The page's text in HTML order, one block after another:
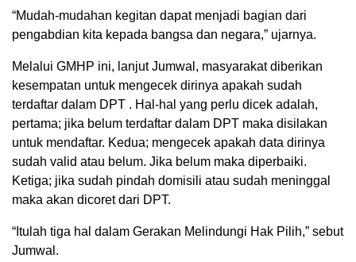
“Mudah-mudahan kegitan dapat menjadi bagian dari
pengabdian kita kepada bangsa dan negara,” ujarnya.
Melalui GMHP ini, lanjut Jumwal, masyarakat diberikan
kesempatan untuk mengecek dirinya apakah sudah
terdaftar dalam DPT . Hal-hal yang perlu dicek adalah,
pertama; jika belum terdaftar dalam DPT maka disilakan
untuk mendaftar. Kedua; mengecek apakah data dirinya
sudah valid atau belum. Jika belum maka diperbaiki.
Ketiga; jika sudah pindah domisili atau sudah meninggal
maka akan dicoret dari DPT.
“Itulah tiga hal dalam Gerakan Melindungi Hak Pilih,” sebut
Jumwal.